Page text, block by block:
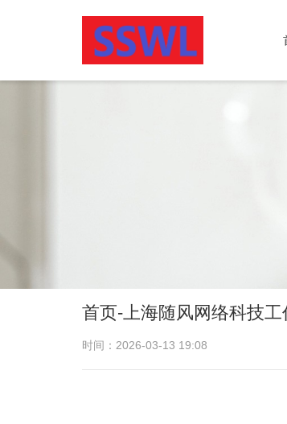
首页-上海随风网络科技
时间：2026-03-13 19:08